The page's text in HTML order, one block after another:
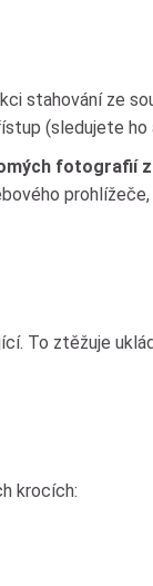
stahování ze
(sledujete ho
fotografií
To ztěžuje
krocích: